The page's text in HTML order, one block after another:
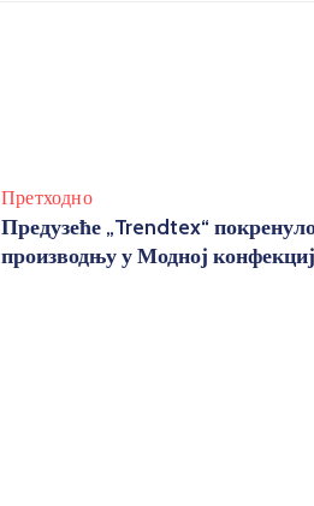
Претходно
Предузеће „Trendtex“
производњу у Модној